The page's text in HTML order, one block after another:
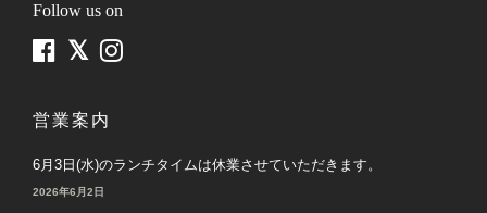
Follow us on
営業案内
6月3日(水)のランチタイムは休業させていただきます。
2026年6月2日